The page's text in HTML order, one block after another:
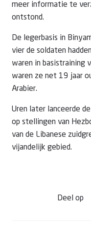
meer informatie te
ontstond.
De legerbasis in
vier de soldaten
waren in basistraining
waren ze net 19 jaar
Arabier.
Uren later lanceerde
op stellingen van
van de Libanese
vijandelijk gebied.
Deel op